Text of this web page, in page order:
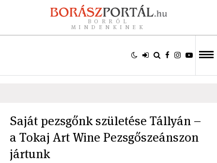
BORRÓL
MINDENKINEK
Saját pezsgőnk születése Tállyán –
a Tokaj Art Wine Pezsgőszeánszon
jártunk